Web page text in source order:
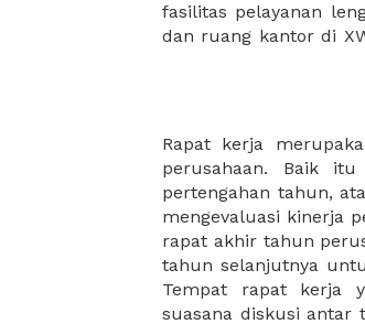
fasilitas pelayanan
dan ruang kantor di
Rapat kerja
perusahaan. Baik
pertengahan tahun,
mengevaluasi kinerja
rapat akhir tahun
tahun selanjutnya
Tempat rapat kerja
suasana diskusi antar
rapat kerja akan
paket makanan yang
karena biasanya
bulanan akan
makanan akan